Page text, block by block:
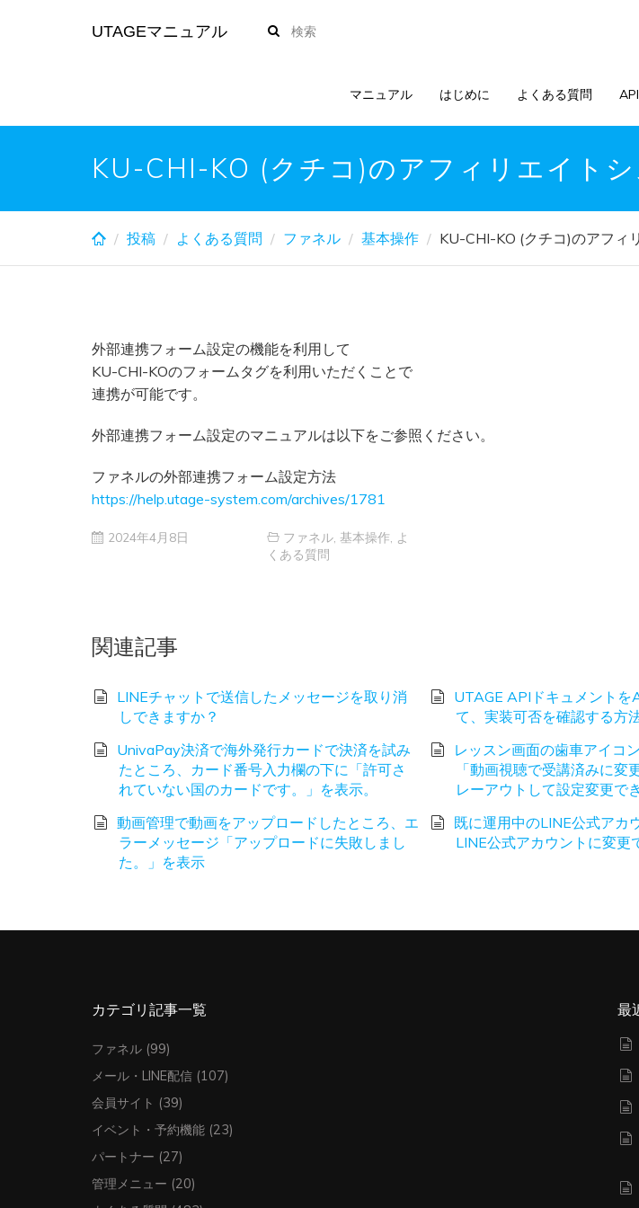
UTAGEマニュアル
マニュアル はじめに よくある質問
KU-CHI-KO (クチコ)のアフィリエイト
投稿 よくある質問 ファネル 基本操作 KU-CHI-KO (クチコ)のアフィ
外部連携フォーム設定の機能を利用して
KU-CHI-KOのフォームタグを利用いただくことで
連携が可能です。
外部連携フォーム設定のマニュアルは以下をご参照ください。
ファネルの外部連携フォーム設定方法
https://help.utage-system.com/archives/1781
2024年4月8日 ファネル 基本操作 よ
くある質問
関連記事
LINEチャットで送信したメッセージを取り消
しできますか？
UTAGE APIドキュメントを
て、実装可否を確認する方
UnivaPay決済で海外発行カードで決済を試み
たところ、カード番号入力欄の下に「許可さ
れていない国のカードです。」を表示。
レッスン画面の歯車アイコ
「動画視聴で受講済みに変
レーアウトして設定変更で
動画管理で動画をアップロードしたところ、エ
ラーメッセージ「アップロードに失敗しまし
た。」を表示
既に運用中のLINE公式アカ
LINE公式アカウントに変更
カテゴリ記事一覧
ファネル (99)
メール・LINE配信 (107)
会員サイト (39)
イベント・予約機能 (23)
パートナー (27)
管理メニュー (20)
最